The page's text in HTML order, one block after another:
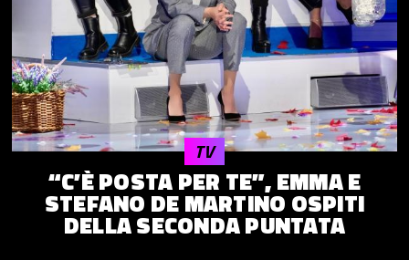
“C’È POSTA PER TE”, EMMA E
STEFANO DE MARTINO OSPITI
DELLA SECONDA PUNTATA
TV